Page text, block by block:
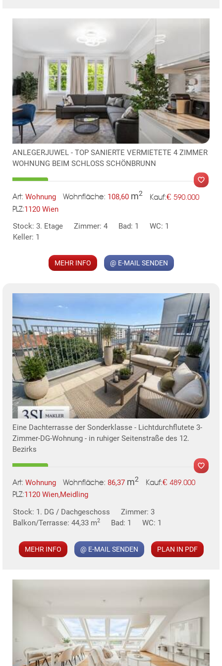
TE
TE
TE
ANLEGERJUWEL - TOP SANIERTE VERMIETETE 4 ZIMMER
WOHNUNG BEIM SCHLOSS SCHÖNBRUNN
Art: Wohnung Wohnfläche: 108,60 m2 Kauf:€ 590.000
PLZ:1120 Wien
Stock: 3. Etage
Zimmer: 4 Bad: 1
WC: 1
Keller: 1
MEHR INFO @ E-MAIL SENDEN
Eine Dachterrasse der Sonderklasse - Lichtdurchflutete 3-
Zimmer-DG-Wohnung - in ruhiger Seitenstraße des 12.
Bezirks
Art: Wohnung Wohnfläche: 86,37 m2 Kauf:€ 489.000
PLZ:1120 Wien,Meidling
Stock: 1. DG / Dachgeschoss
Zimmer: 3
Balkon/Terrasse: 44,33 m2 Bad: 1 WC: 1
MEHR INFO @ E-MAIL SENDEN PLAN IN PDF